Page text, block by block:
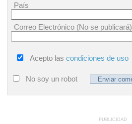
País
Correo Electrónico (No se publicará)
Acepto las condiciones de uso
No soy un robot
PUBLICIDAD